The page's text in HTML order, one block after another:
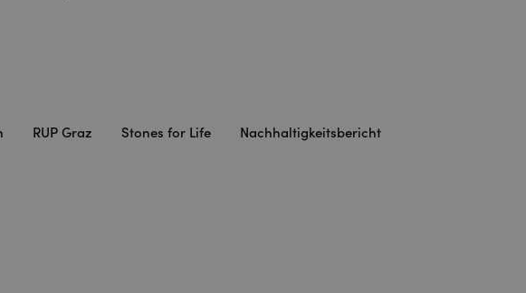
RUP Graz Stones for Life
Nachhaltigkeitsbericht